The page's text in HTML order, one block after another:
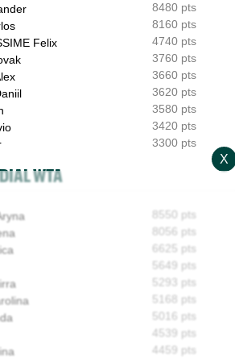
Tiafoe, Draper puis Khachanov en 9
13:01
et Pegula ce jeudi : horaires et diffusion TV
8480 pts
8160 pts
Felix
4740 pts
3760 pts
3660 pts
3620 pts
3580 pts
3420 pts
3300 pts
WTA
8550 pts
8056 pts
6625 pts
5649 pts
5293 pts
5168 pts
5016 pts
4539 pts
4459 pts
X